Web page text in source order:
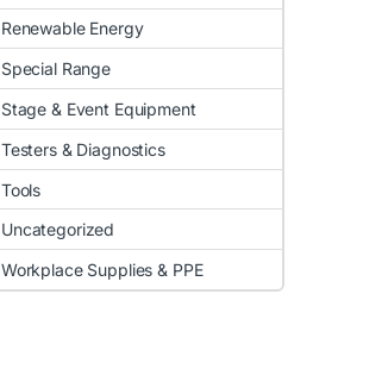
Renewable Energy
Special Range
Stage & Event Equipment
Testers & Diagnostics
Tools
Uncategorized
Workplace Supplies & PPE